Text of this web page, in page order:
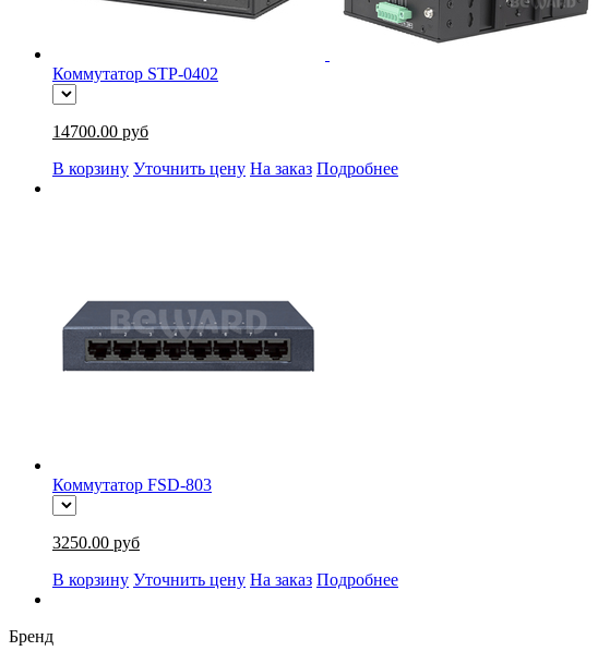
Коммутатор STP-0402
14700.00 руб
В корзину Уточнить цену На заказ Подробнее
Коммутатор FSD-803
3250.00 руб
В корзину Уточнить цену На заказ Подробнее
Бренд